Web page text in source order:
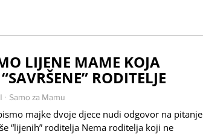
LIJENE MAME KOJA
RODITELJE
· Samo za Mamu
majke dvoje djece nudi odgovor na pitanje
“lijenih” roditelja Nema roditelja koji ne